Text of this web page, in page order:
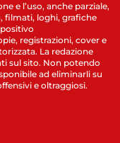
e l’uso, anche parziale,
filmati, loghi, grafiche
registrazioni, cover e
La redazione
sul sito. Non potendo
ad eliminarli su
e oltraggiosi.